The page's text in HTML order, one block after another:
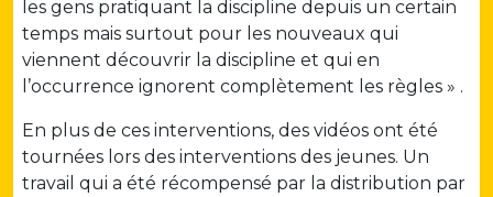
les gens pratiquant la discipline depuis un certain
temps mais surtout pour les nouveaux qui
viennent découvrir la discipline et qui en
l’occurrence ignorent complètement les règles » .
En plus de ces interventions, des vidéos ont été
tournées lors des interventions des jeunes. Un
travail qui a été récompensé par la distribution par